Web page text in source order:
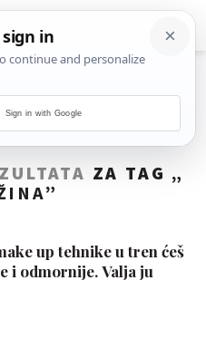
ZA TAG „
”
up tehnike u tren ćeš
i odmornije. Valja ju
Sign in with Google